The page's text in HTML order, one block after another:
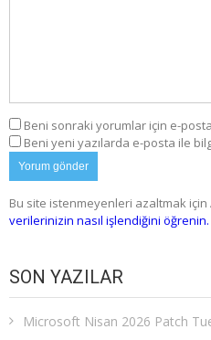
Beni sonraki yorumlar için e-
Beni yeni yazılarda e-posta ile
Bu site istenmeyenleri azaltmak için
verilerinizin nasıl işlendiğini öğrenin.
SON YAZILAR
Microsoft Nisan 2026 Patch